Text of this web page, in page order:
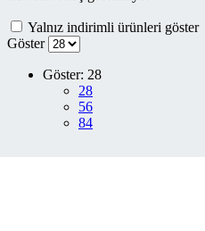
Yalnız indirimli ürünleri göster
Göster
Göster: 28
28
56
84